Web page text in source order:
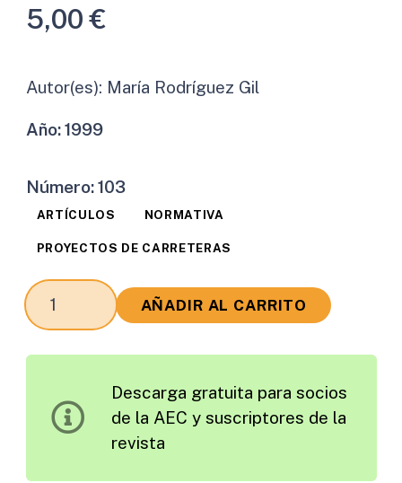
5,00€
Autor(es): María Rodríguez Gil
Año:1999
Número:103
ARTÍCULOS NORMATIVA
PROYECTOS DE CARRETERAS
La
Gestión
Equipo
AÑADIR AL CARRITO
Descarga gratuita para socios
de la AEC y suscriptores de la
revista